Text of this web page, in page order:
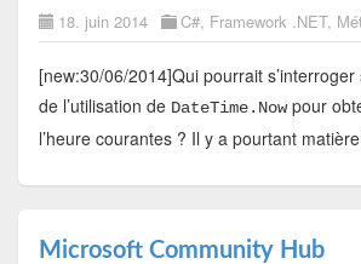
18. juin 2014 C#, Framework .NET,
[new:30/06/2014]Qui pourrait
de l’utilisation de DateTime.Nowpour
l’heure courantes ? Il y a pourtant
Microsoft Community Hub